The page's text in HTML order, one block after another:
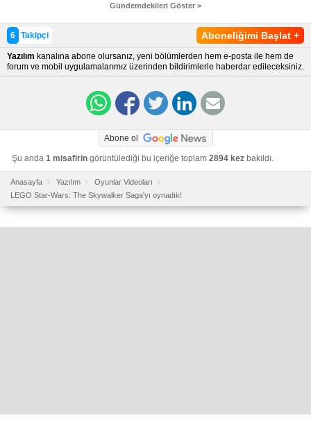
Gündemdekileri Göster >
Aboneliğimi Başlat +
6 Takipçi
Yazılım kanalına abone olursanız, yeni bölümlerden hem e-posta ile hem de
forum ve mobil uygulamalarımız üzerinden bildirimlerle haberdar edileceksiniz.
Abone ol
Şu anda 1 misafirin görüntülediği bu içeriğe toplam 2894 kez bakıldı.
Anasayfa Yazılım
Oyunlar Videoları
LEGO Star-Wars: The Skywalker Saga'yı oynadık!